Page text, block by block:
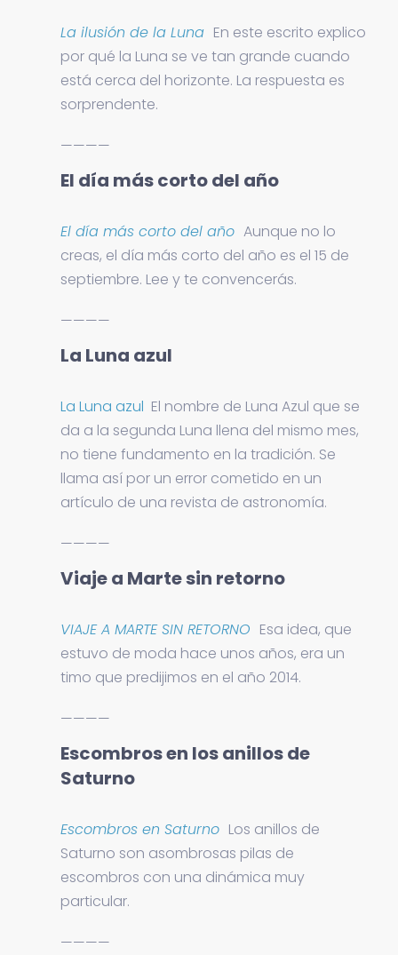
La ilusión de la Luna En este escrito explico
por qué la Luna se ve tan grande cuando
está cerca del horizonte. La respuesta es
sorprendente.
————
El día más corto del año
El día más corto del añoAunque no lo
creas, el día más corto del año es el 15 de
septiembre. Lee y te convencerás.
————
La Luna azul
La Luna azul El nombre de Luna Azul que se
da a la segunda Luna llena del mismo mes,
no tiene fundamento en la tradición. Se
llama así por un error cometido en un
artículo de una revista de astronomía.
————
Viaje a Marte sin retorno
VIAJE A MARTE SIN RETORNO Esa idea, que
estuvo de moda hace unos años, era un
timo que predijimos en el año 2014.
————
Escombros en los anillos de
Saturno
Escombros en Saturno Los anillos de
Saturno son asombrosas pilas de
escombros con una dinámica muy
particular.
————